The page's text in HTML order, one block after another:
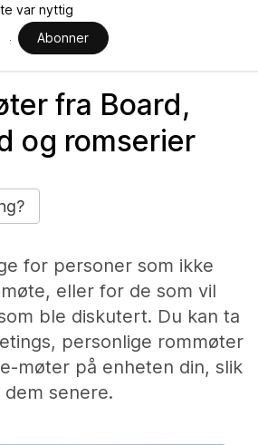
var nyttig
Abonner
fra Board,
og romserier
for personer som ikke
eller for de som vil
ble diskutert. Du kan ta
personlige rommøter
møter på enheten din, slik
senere.